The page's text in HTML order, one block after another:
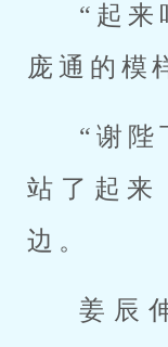
“起来
庞通的模
“谢陛
站了起来
边。
姜辰